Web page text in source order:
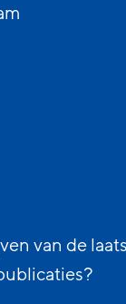
van de